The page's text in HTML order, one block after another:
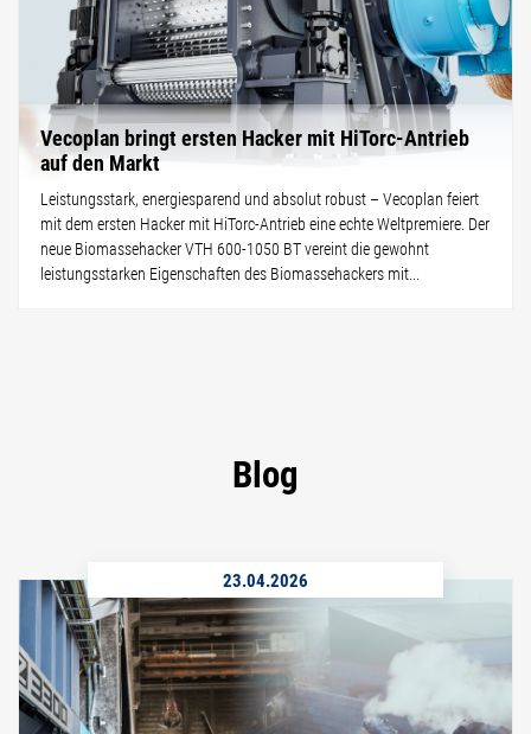
Vecoplan bringt ersten Hacker mit HiTorc-Antrieb
auf den Markt
Leistungsstark, energiesparend und absolut robust – Vecoplan feiert
mit dem ersten Hacker mit HiTorc-Antrieb eine echte Weltpremiere. Der
neue Biomassehacker VTH 600-1050 BT vereint die gewohnt
leistungsstarken Eigenschaften des Biomassehackers mit...
Blog
23.04.2026